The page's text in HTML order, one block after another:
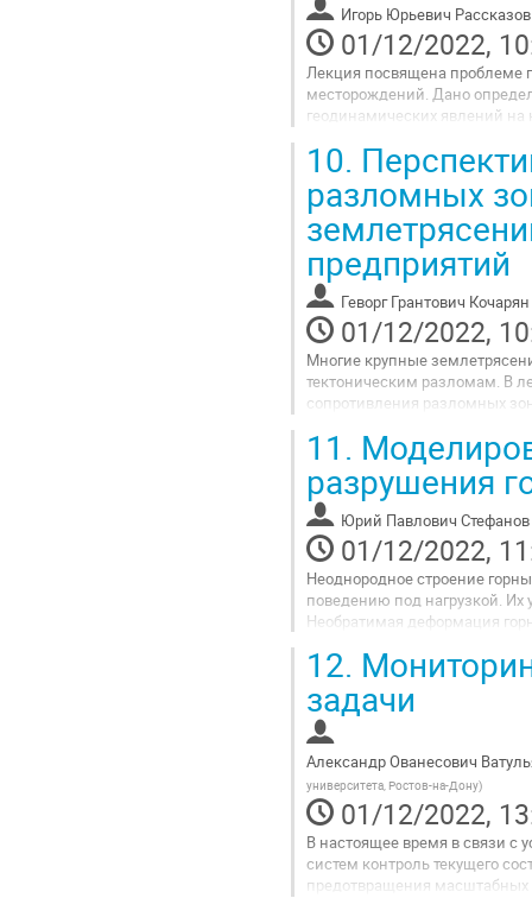
Игорь Юрьевич Рассказов
01/12/2022,
Лекция посвящена проблеме
месторождений. Дано
геодинамических явлений на
районирование
Go
to
contribution
page
10.
разломных
предприятий
Геворг Грантович Кочарян
01/12/2022,
Многие крупные
тектоническим разломам. В
сопротивления разломных
различных режимов...
Go
to
contribution
page
11.
разрушения
Юрий Павлович Стефанов
01/12/2022,
Неоднородное строение
поведению под нагрузкой. Их
Необратимая деформация
только...
Go
to
contribution
page
12.
задачи
Александр Ованесович
университета, Ростов-на-Дону)
01/12/2022,
В настоящее время в связи с
систем контроль текущего
предотвращения масштабных